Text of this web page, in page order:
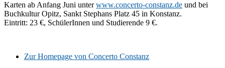
Karten ab Anfang Juni unterwww.concerto-constanz.de und bei
Buchkultur Opitz, Sankt Stephans Platz 45 in Konstanz.
Eintritt: 23 €, SchülerInnen und Studierende 9 €.
Zur Homepage von Concerto Constanz